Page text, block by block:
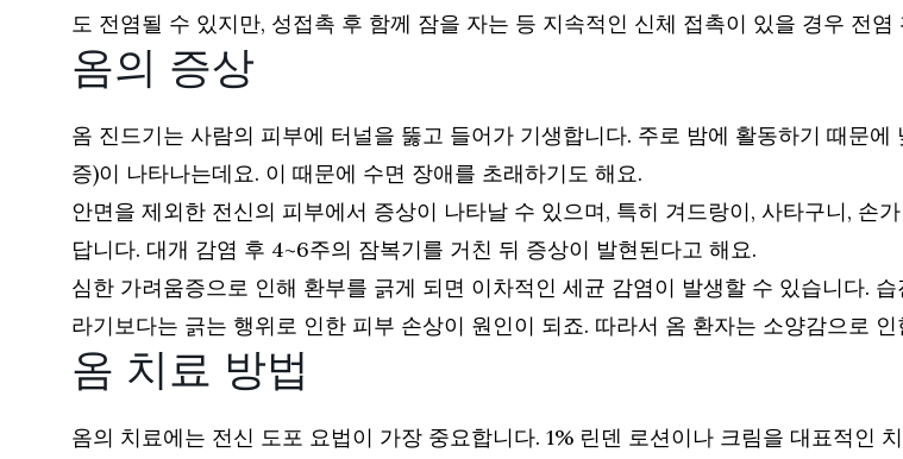
도 전염될 수 있지만, 성접촉 후 함께 잠을 자는 등 지속적인 신체 접촉이 있을 경우 전염
옴의 증상
옴 진드기는 사람의 피부에 터널을 뚫고 들어가 기생합니다. 주로 밤에 활동하기 때문
증)이 나타나는데요. 이 때문에 수면 장애를 초래하기도 해요.
안면을 제외한 전신의 피부에서 증상이 나타날 수 있으며, 특히 겨드랑이, 사타구니, 손
답니다. 대개 감염 후 4~6주의 잠복기를 거친 뒤 증상이 발현된다고 해요.
심한 가려움증으로 인해 환부를 긁게 되면 이차적인 세균 감염이 발생할 수 있습니다.
라기보다는 긁는 행위로 인한 피부 손상이 원인이 되죠. 따라서 옴 환자는 소양감으로
옴 치료 방법
옴의 치료에는 전신 도포 요법이 가장 중요합니다. 1% 린덴 로션이나 크림을 대표적인